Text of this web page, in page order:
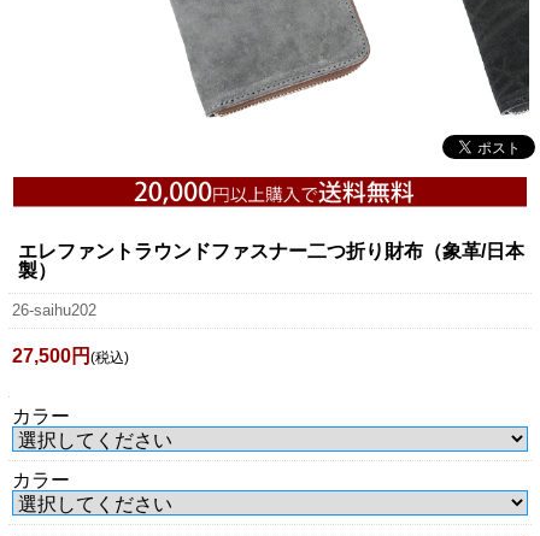
エレファントラウンドファスナー二つ折り財布（象革/日本
製）
26-saihu202
27,500円 (税込)
カラー
カラー